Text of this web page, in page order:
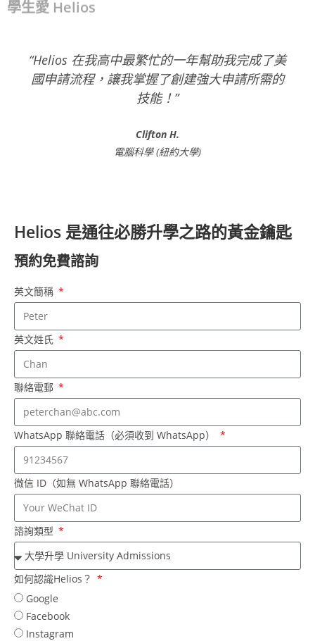
學生愛 Helios
“Helios 在我高中最繁忙的一年幫助我完成了美
國申請流程，讓我掌握了創建強大申請所需的
技能！”
Clifton H.
電腦科學 (紐約大學)
Helios 是通往必勝升學之路的黃金鑰匙
預約免費諮詢
英文簡稱
英文姓氏
聯絡電郵
WhatsApp 聯絡電話（必須收到 WhatsApp）
微信 ID（如無 WhatsApp 聯絡電話）
諮詢類型
如何認識Helios？
Google
Facebook
Instagram